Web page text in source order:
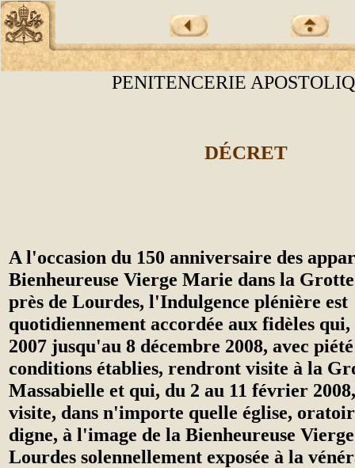
PENITENCERIE
DÉCRET
A l'occasion du 150 anniversaire des
Bienheureuse Vierge Marie dans la
près de Lourdes, l'Indulgence plénière est
quotidiennement accordée aux fidèles
2007 jusqu'au 8 décembre 2008, avec
conditions établies, rendront visite à la
Massabielle et qui, du 2 au 11 février
visite, dans n'importe quelle église,
digne, à l'image de la Bienheureuse
Lourdes solennellement exposée à la